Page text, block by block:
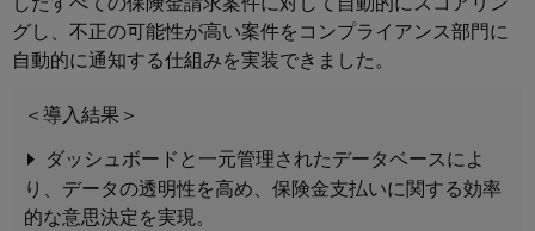
グし、不正の可能性が高い案件をコンプライアンス部門に
自動的に通知する仕組みを実装できました。
＜導入結果＞
ダッシュボードと一元管理されたデータベースによ
り、データの透明性を高め、保険金支払いに関する効率
的な意思決定を実現。